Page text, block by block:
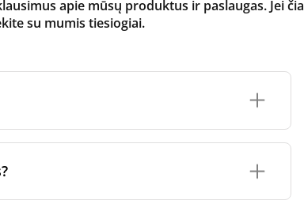
apie mūsų produktus ir paslaugas. Jei čia
su mumis tiesiogiai.
Jie laikosi konkrečių prekės ženklo